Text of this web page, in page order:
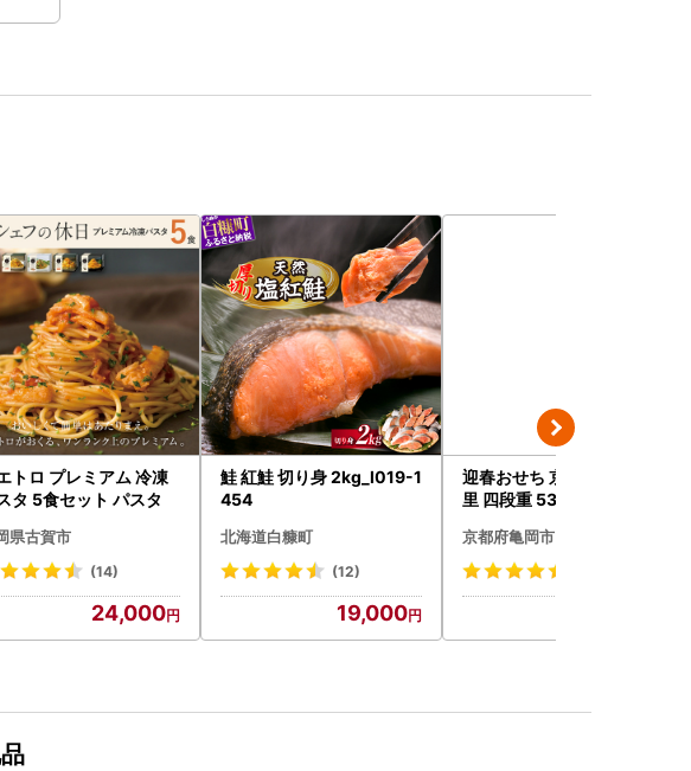
トロ プレミアム 冷凍
タ 5食セット パスタ
県古賀市
(14)
24,000
鮭 紅鮭 切り身 2kg_I019-1
454
北海道白糠町
(12)
19,000
迎春おせち 京都三千院の
里 四段重 53品 おせち 冷蔵
京都府亀岡市